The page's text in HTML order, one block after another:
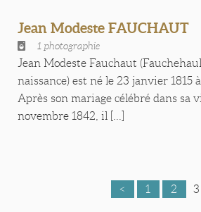
Jean Modeste FAUCHAUT
1 photographie
Jean Modeste Fauchaut
naissance) est né le 23 janvier 1815
Après son mariage célébré dans sa
novembre 1842, il [...]
< 1 2 3